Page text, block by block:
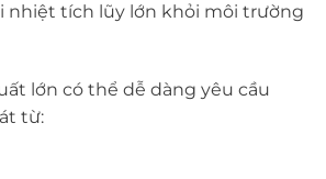
nhiệt tích lũy lớn khỏi môi trường
lớn có thể dễ dàng yêu cầu
từ: